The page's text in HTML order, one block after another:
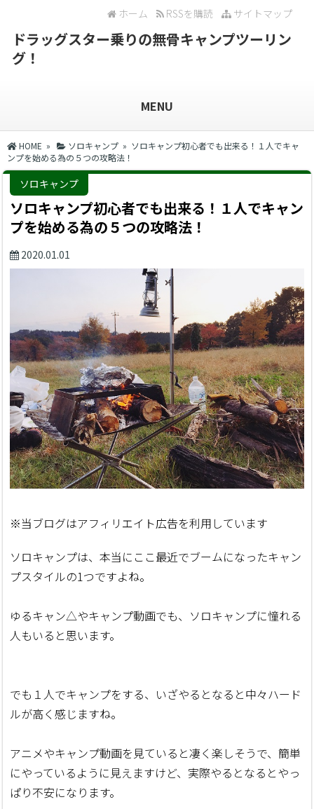
サイトマップ
RSSを購読
ホーム
ドラッグスター乗りの無骨キャンプツーリン
グ！
MENU
HOME » ソロキャンプ » ソロキャンプ初心者でも出来る！１人でキャ
ンプを始める為の５つの攻略法！
ソロキャンプ
ソロキャンプ初心者でも出来る！１人でキャン
プを始める為の５つの攻略法！
2020.01.01
※当ブログはアフィリエイト広告を利用しています
ソロキャンプは、本当にここ最近でブームになったキャン
プスタイルの1つですよね。
ゆるキャン△やキャンプ動画でも、ソロキャンプに憧れる
人もいると思います。
でも１人でキャンプをする、いざやるとなると中々ハード
ルが高く感じますね。
アニメやキャンプ動画を見ていると凄く楽しそうで、簡単
にやっているように見えますけど、実際やるとなるとやっ
ぱり不安になります。